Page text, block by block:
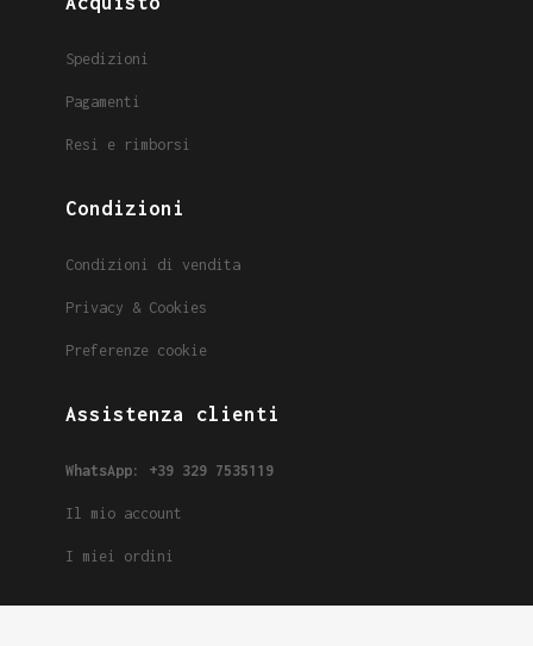
Spedizioni
Pagamenti
Resi e rimborsi
Condizioni
Condizioni di vendita
Privacy & Cookies
Preferenze cookie
Assistenza clienti
WhatsApp: +39 329 7535119
Il mio account
I miei ordini